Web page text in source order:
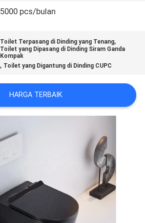
5000 pcs/bulan
Toilet Terpasang di Dinding yang Tenang,
Toilet yang Dipasang di Dinding Siram Ganda
Kompak
, Toilet yang Digantung di Dinding CUPC
HARGA TERBAIK